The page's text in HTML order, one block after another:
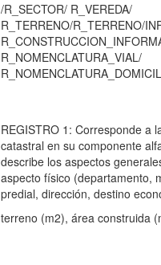
/R_SECTOR/ R_VEREDA/
R_TERRENO/R_TERRENO/
R_NOMENCLATURA_VIAL/
REGISTRO 1: Corresponde a
catastral en su componente
describe los aspectos
aspecto físico (departamento,
predial, dirección, destino
terreno (m2), área construida